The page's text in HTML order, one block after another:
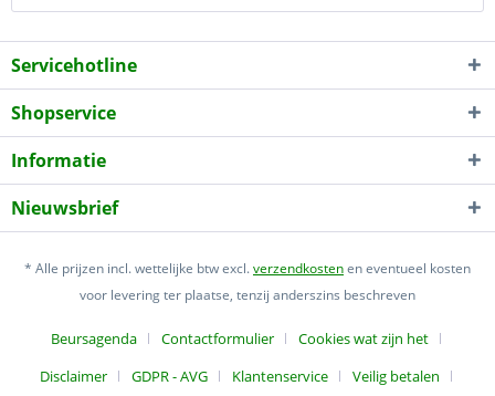
Servicehotline
Shopservice
Informatie
Nieuwsbrief
* Alle prijzen incl. wettelijke btw excl.verzendkostenen eventueel kosten
voor levering ter plaatse, tenzij anderszins beschreven
Beursagenda Contactformulier
Cookies wat zijn het
Disclaimer
GDPR - AVG Klantenservice
Veilig betalen